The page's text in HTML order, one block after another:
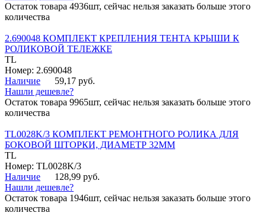
Остаток товара 4936шт, сейчас нельзя заказать больше этого
количества
2.690048 КОМПЛЕКТ КРЕПЛЕНИЯ ТЕНТА КРЫШИ К
РОЛИКОВОЙ ТЕЛЕЖКЕ
TL
Номер: 2.690048
Наличие
59,17 руб.
Нашли дешевле?
Остаток товара 9965шт, сейчас нельзя заказать больше этого
количества
TL0028K/3 КОМПЛЕКТ РЕМОНТНОГО РОЛИКА ДЛЯ
БОКОВОЙ ШТОРКИ, ДИАМЕТР 32ММ
TL
Номер: TL0028K/3
Наличие
128,99 руб.
Нашли дешевле?
Остаток товара 1946шт, сейчас нельзя заказать больше этого
количества